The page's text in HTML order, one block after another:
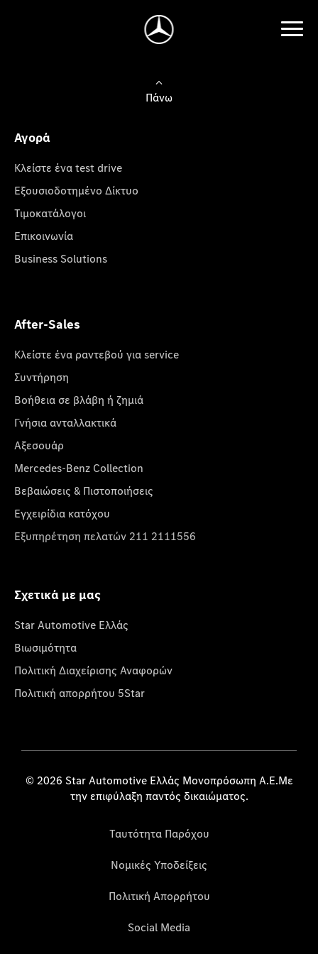
Πάνω
Αγορά
Κλείστε ένα test drive
Εξουσιοδοτημένο Δίκτυο
Τιμοκατάλογοι
Επικοινωνία
Business Solutions
After-Sales
Κλείστε ένα ραντεβού για service
Συντήρηση
Βοήθεια σε βλάβη ή ζημιά
Γνήσια ανταλλακτικά
Αξεσουάρ
Mercedes-Benz Collection
Βεβαιώσεις & Πιστοποιήσεις
Εγχειρίδια κατόχου
Εξυπηρέτηση πελατών 211 2111556
Σχετικά με μας
Star Automotive Ελλάς
Βιωσιμότητα
Πολιτική Διαχείρισης Αναφορών
Πολιτική απορρήτου 5Star
© 2026 Star Automotive Ελλάς Μονοπρόσωπη Α.Ε.Με
την επιφύλαξη παντός δικαιώματος.
Ταυτότητα Παρόχου
Νομικές Υποδείξεις
Πολιτική Απορρήτου
Social Media